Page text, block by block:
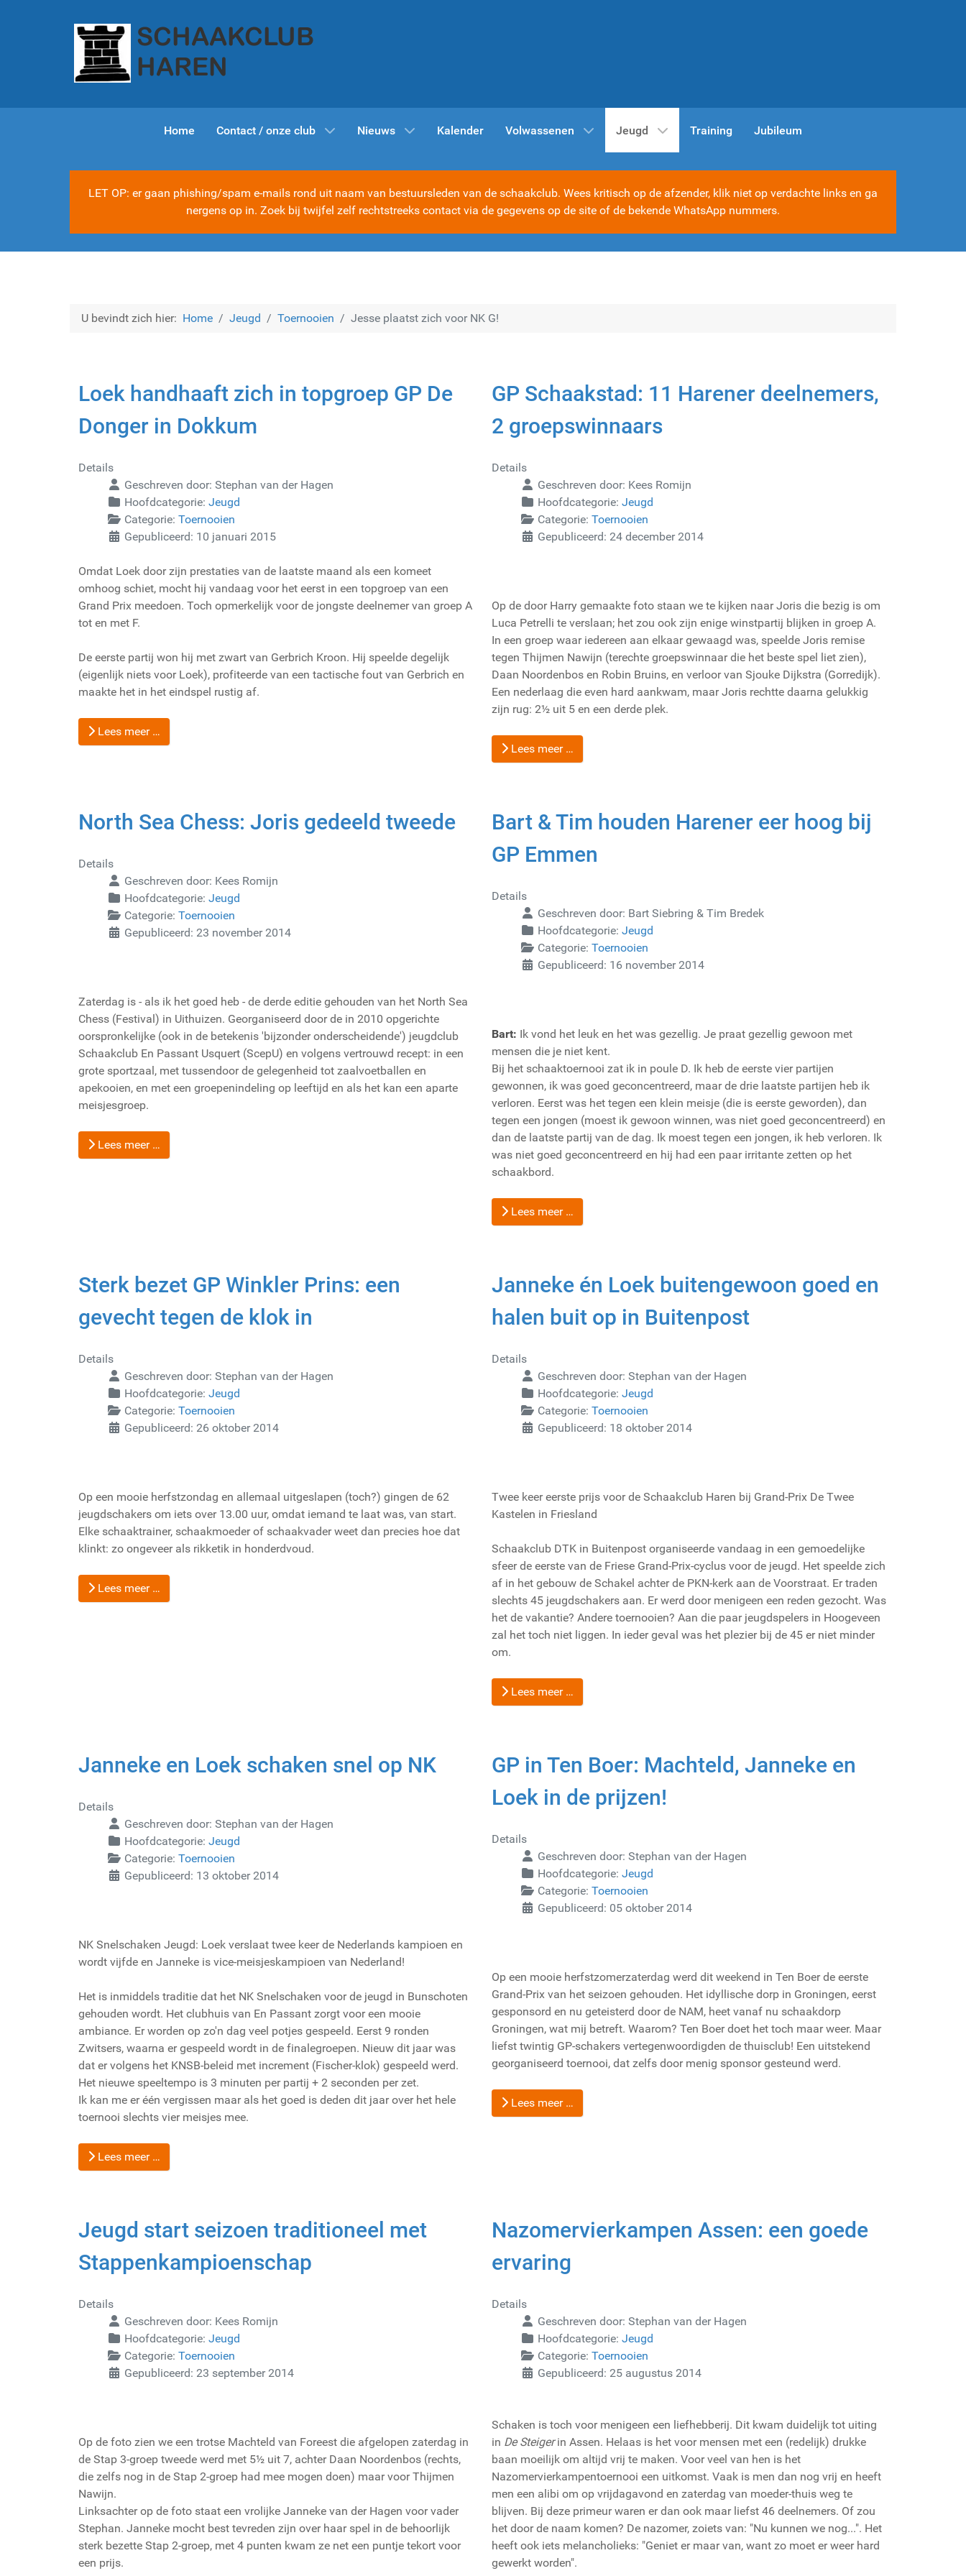
Home Contact / onze club Nieuws Kalender Volwassenen Jeugd Training Jubileum
LET OP: er gaan phishing/spam e-mails rond uit naam van bestuursleden van de schaakclub. Wees kritisch op de afzender, klik niet op verdachte links en ga
nergens op in. Zoek bij twijfel zelf rechtstreeks contact via de gegevens op de site of de bekende WhatsApp nummers.
U bevindt zich hier: Home Jeugd Toernooien Jesse plaatst zich voor NK G!
Loek handhaaft zich in topgroep GP De
Donger in Dokkum
Details
Geschreven door: Stephan van der Hagen
Hoofdcategorie: Jeugd
Categorie: Toernooien
Gepubliceerd: 10 januari 2015
Omdat Loek door zijn prestaties van de laatste maand als een komeet
omhoog schiet, mocht hij vandaag voor het eerst in een topgroep van een
Grand Prix meedoen. Toch opmerkelijk voor de jongste deelnemer van groep A
tot en met F.
De eerste partij won hij met zwart van Gerbrich Kroon. Hij speelde degelijk
(eigenlijk niets voor Loek), profiteerde van een tactische fout van Gerbrich en
maakte het in het eindspel rustig af.
Lees meer …
GP Schaakstad: 11 Harener deelnemers,
2 groepswinnaars
Details
Geschreven door: Kees Romijn
Hoofdcategorie: Jeugd
Categorie: Toernooien
Gepubliceerd: 24 december 2014
Op de door Harry gemaakte foto staan we te kijken naar Joris die bezig is om
Luca Petrelli te verslaan; het zou ook zijn enige winstpartij blijken in groep A.
In een groep waar iedereen aan elkaar gewaagd was, speelde Joris remise
tegen Thijmen Nawijn (terechte groepswinnaar die het beste spel liet zien),
Daan Noordenbos en Robin Bruins, en verloor van Sjouke Dijkstra (Gorredijk).
Een nederlaag die even hard aankwam, maar Joris rechtte daarna gelukkig
zijn rug: 2½ uit 5 en een derde plek.
Lees meer …
North Sea Chess: Joris gedeeld tweede
Details
Geschreven door: Kees Romijn
Hoofdcategorie: Jeugd
Categorie: Toernooien
Gepubliceerd: 23 november 2014
Zaterdag is - als ik het goed heb - de derde editie gehouden van het North Sea
Chess (Festival) in Uithuizen. Georganiseerd door de in 2010 opgerichte
oorspronkelijke (ook in de betekenis 'bijzonder onderscheidende') jeugdclub
Schaakclub En Passant Usquert (ScepU) en volgens vertrouwd recept: in een
grote sportzaal, met tussendoor de gelegenheid tot zaalvoetballen en
apekooien, en met een groepenindeling op leeftijd en als het kan een aparte
meisjesgroep.
Lees meer …
Bart & Tim houden Harener eer hoog bij
GP Emmen
Details
Geschreven door: Bart Siebring & Tim Bredek
Hoofdcategorie: Jeugd
Categorie: Toernooien
Gepubliceerd: 16 november 2014
Bart: Ik vond het leuk en het was gezellig. Je praat gezellig gewoon met
mensen die je niet kent.
Bij het schaaktoernooi zat ik in poule D. Ik heb de eerste vier partijen
gewonnen, ik was goed geconcentreerd, maar de drie laatste partijen heb ik
verloren. Eerst was het tegen een klein meisje (die is eerste geworden), dan
tegen een jongen (moest ik gewoon winnen, was niet goed geconcentreerd) en
dan de laatste partij van de dag. Ik moest tegen een jongen, ik heb verloren. Ik
was niet goed geconcentreerd en hij had een paar irritante zetten op het
schaakbord.
Lees meer …
Sterk bezet GP Winkler Prins: een
gevecht tegen de klok in
Details
Geschreven door: Stephan van der Hagen
Hoofdcategorie: Jeugd
Categorie: Toernooien
Gepubliceerd: 26 oktober 2014
Op een mooie herfstzondag en allemaal uitgeslapen (toch?) gingen de 62
jeugdschakers om iets over 13.00 uur, omdat iemand te laat was, van start.
Elke schaaktrainer, schaakmoeder of schaakvader weet dan precies hoe dat
klinkt: zo ongeveer als rikketik in honderdvoud.
Lees meer …
Janneke én Loek buitengewoon goed en
halen buit op in Buitenpost
Details
Geschreven door: Stephan van der Hagen
Hoofdcategorie: Jeugd
Categorie: Toernooien
Gepubliceerd: 18 oktober 2014
Twee keer eerste prijs voor de Schaakclub Haren bij Grand-Prix De Twee
Kastelen in Friesland
Schaakclub DTK in Buitenpost organiseerde vandaag in een gemoedelijke
sfeer de eerste van de Friese Grand-Prix-cyclus voor de jeugd. Het speelde zich
af in het gebouw de Schakel achter de PKN-kerk aan de Voorstraat. Er traden
slechts 45 jeugdschakers aan. Er werd door menigeen een reden gezocht. Was
het de vakantie? Andere toernooien? Aan die paar jeugdspelers in Hoogeveen
zal het toch niet liggen. In ieder geval was het plezier bij de 45 er niet minder
om.
Lees meer …
Janneke en Loek schaken snel op NK
Details
Geschreven door: Stephan van der Hagen
Hoofdcategorie: Jeugd
Categorie: Toernooien
Gepubliceerd: 13 oktober 2014
NK Snelschaken Jeugd: Loek verslaat twee keer de Nederlands kampioen en
wordt vijfde en Janneke is vice-meisjeskampioen van Nederland!
Het is inmiddels traditie dat het NK Snelschaken voor de jeugd in Bunschoten
gehouden wordt. Het clubhuis van En Passant zorgt voor een mooie
ambiance. Er worden op zo'n dag veel potjes gespeeld. Eerst 9 ronden
Zwitsers, waarna er gespeeld wordt in de finalegroepen. Nieuw dit jaar was
dat er volgens het KNSB-beleid met increment (Fischer-klok) gespeeld werd.
Het nieuwe speeltempo is 3 minuten per partij + 2 seconden per zet.
Ik kan me er één vergissen maar als het goed is deden dit jaar over het hele
toernooi slechts vier meisjes mee.
Lees meer …
GP in Ten Boer: Machteld, Janneke en
Loek in de prijzen!
Details
Geschreven door: Stephan van der Hagen
Hoofdcategorie: Jeugd
Categorie: Toernooien
Gepubliceerd: 05 oktober 2014
Op een mooie herfstzomerzaterdag werd dit weekend in Ten Boer de eerste
Grand-Prix van het seizoen gehouden. Het idyllische dorp in Groningen, eerst
gesponsord en nu geteisterd door de NAM, heet vanaf nu schaakdorp
Groningen, wat mij betreft. Waarom? Ten Boer doet het toch maar weer. Maar
liefst twintig GP-schakers vertegenwoordigden de thuisclub! Een uitstekend
georganiseerd toernooi, dat zelfs door menig sponsor gesteund werd.
Lees meer …
Jeugd start seizoen traditioneel met
Stappenkampioenschap
Details
Geschreven door: Kees Romijn
Hoofdcategorie: Jeugd
Categorie: Toernooien
Gepubliceerd: 23 september 2014
Op de foto zien we een trotse Machteld van Foreest die afgelopen zaterdag in
de Stap 3-groep tweede werd met 5½ uit 7, achter Daan Noordenbos (rechts,
die zelfs nog in de Stap 2-groep had mee mogen doen) maar voor Thijmen
Nawijn.
Linksachter op de foto staat een vrolijke Janneke van der Hagen voor vader
Stephan. Janneke mocht best tevreden zijn over haar spel in de behoorlijk
sterk bezette Stap 2-groep, met 4 punten kwam ze net een puntje tekort voor
een prijs.
Nazomervierkampen Assen: een goede
ervaring
Details
Geschreven door: Stephan van der Hagen
Hoofdcategorie: Jeugd
Categorie: Toernooien
Gepubliceerd: 25 augustus 2014
Schaken is toch voor menigeen een liefhebberij. Dit kwam duidelijk tot uiting
in De Steigerin Assen. Helaas is het voor mensen met een (redelijk) drukke
baan moeilijk om altijd vrij te maken. Voor veel van hen is het
Nazomervierkampentoernooi een uitkomst. Vaak is men dan nog vrij en heeft
men een alibi om op vrijdagavond en zaterdag van moeder-thuis weg te
blijven. Bij deze primeur waren er dan ook maar liefst 46 deelnemers. Of zou
het door de naam komen? De nazomer, zoiets van: "Nu kunnen we nog...". Het
heeft ook iets melancholieks: "Geniet er maar van, want zo moet er weer hard
gewerkt worden".